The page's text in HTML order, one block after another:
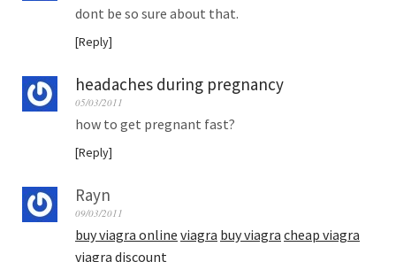
dont be so sure about that.
Reply
headaches during pregnancy
05/03/2011
how to get pregnant fast?
Reply
Rayn
09/03/2011
buy viagra online viagra buy viagra cheap viagra
viagra discount